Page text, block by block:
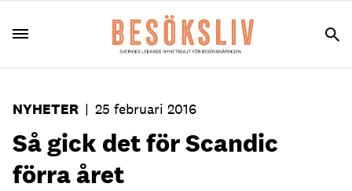
NYHETER | 25 februari 2016
Så gick det för Scandic
förra året